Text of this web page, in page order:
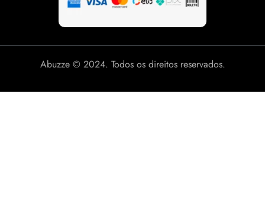
Abuzze © 2024. Todos os direitos reservados.